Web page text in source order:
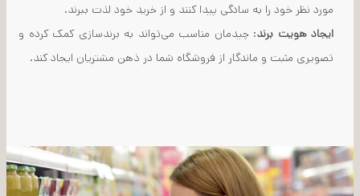
مورد نظر خود را به سادگی پیدا کنند و از خرید خود لذت ببرند.
ایجاد هویت برند: چیدمان مناسب می‌تواند به برندسازی کمک کرده و
تصویری مثبت و ماندگار از فروشگاه شما در ذهن مشتریان ایجاد کند.